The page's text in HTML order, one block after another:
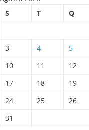
S
T Q
3
4 5
10
11 12
17
18 19
24
25 26
31